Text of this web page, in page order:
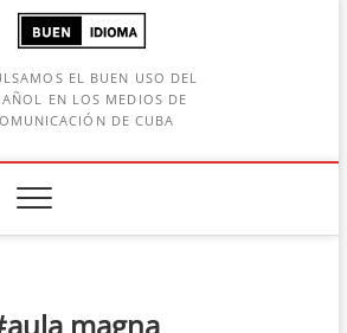
EL BUEN USO DEL
EN LOS MEDIOS DE
DE CUBA
magna